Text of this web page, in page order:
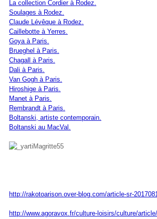
La collection Cordier à Rodez.
Soulages à Rodez.
Claude Lévêque à Rodez.
Caillebotte à Yerres.
Goya à Paris.
Brueghel à Paris.
Chagall à Paris.
Dali à Paris.
Van Gogh à Paris.
Hiroshige à Paris.
Manet à Paris.
Rembrandt à Paris.
Boltanski, artiste contemporain.
Boltanski au MacVal.
http://rakotoarison.over-blog.com/article-sr-
http://www.agoravox.fr/culture-loisirs/culture/